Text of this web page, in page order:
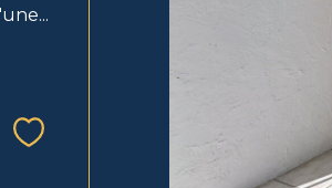
Sélectionner